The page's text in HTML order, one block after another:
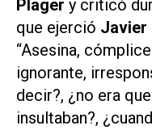
Plager y criticó
que ejerció Javier
“Asesina,
ignorante,
decir?, ¿no era
insultaban?,